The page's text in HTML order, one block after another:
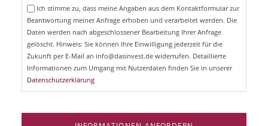
Ich stimme zu, dass meine Angaben aus dem Kontaktformular zur
Beantwortung meiner Anfrage erhoben und verarbeitet werden. Die
Daten werden nach abgeschlossener Bearbeitung Ihrer Anfrage
gelöscht. Hinweis: Sie können Ihre Einwilligung jederzeit für die
Zukunft per E-Mail an info@dasinvest.de widerrufen. Detaillierte
Informationen zum Umgang mit Nutzerdaten finden Sie in unserer
Datenschutzerklärung